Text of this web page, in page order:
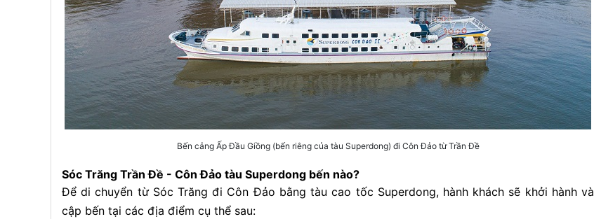
Bến cảng Ấp Đầu Giồng (bến riêng của tàu Superdong) đi Côn Đảo từ Trần Đề
Sóc Trăng Trần Đề - Côn Đảo tàu Superdong bến nào?
Để di chuyển từ Sóc Trăng đi Côn Đảo bằng tàu cao tốc Superdong, hành khách sẽ khởi hành và
cập bến tại các địa điểm cụ thể sau: